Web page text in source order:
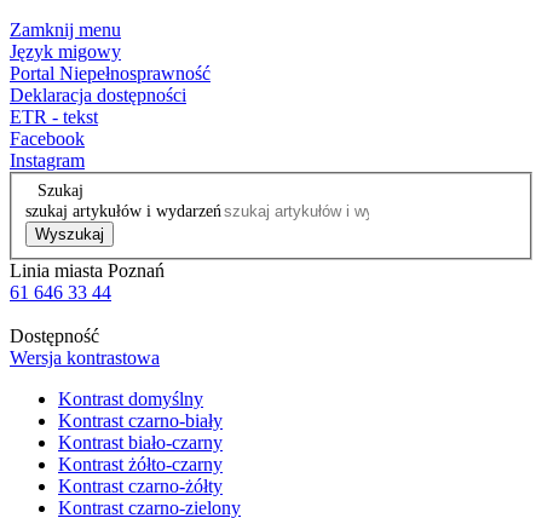
Zamknij menu
Język migowy
Portal Niepełnosprawność
Deklaracja dostępności
ETR - tekst
Facebook
Instagram
Szukaj
szukaj artykułów i wydarzeń
Wyszukaj
Linia miasta Poznań
61 646 33 44
Dostępność
Wersja kontrastowa
Kontrast domyślny
Kontrast czarno-biały
Kontrast biało-czarny
Kontrast żółto-czarny
Kontrast czarno-żółty
Kontrast czarno-zielony